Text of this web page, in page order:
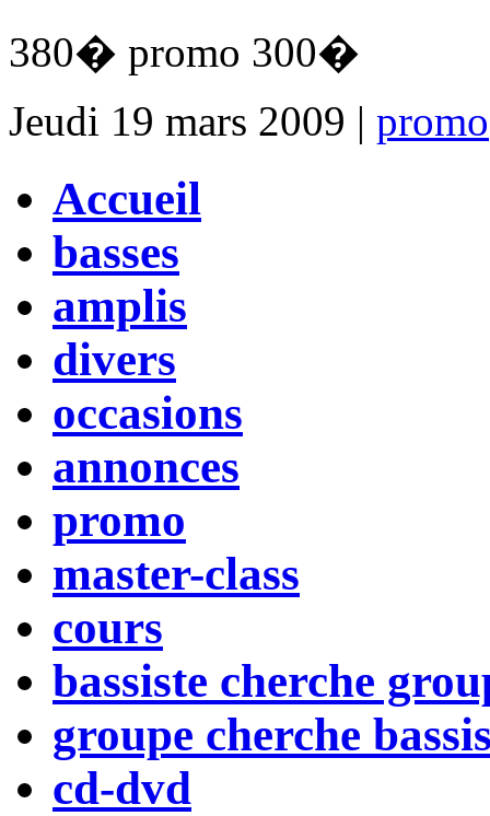
380� promo 300�
Jeudi 19 mars 2009 | promo
Accueil
basses
amplis
divers
occasions
annonces
promo
master-class
cours
bassiste cherche
groupe cherche
cd-dvd